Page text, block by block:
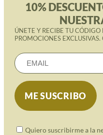
10%
ÚNETE Y RECIBE TU
PROMOCIONES
Quiero suscribirme a la